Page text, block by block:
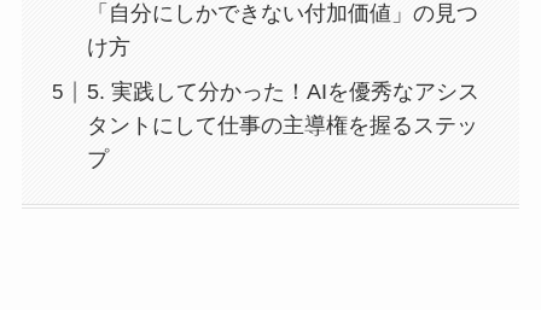
「自分にしかできない付加価値」の見つ
け方
5. 実践して分かった！AIを優秀なアシス
タントにして仕事の主導権を握るステッ
プ